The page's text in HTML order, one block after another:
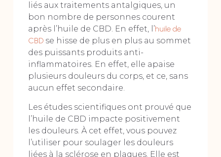
liés aux traitements antalgiques, un
bon nombre de personnes courent
après l’huile de CBD. En effet, l’huile de
CBDse hisse de plus en plus au sommet
des puissants produits anti-
inflammatoires. En effet, elle apaise
plusieurs douleurs du corps, et ce, sans
aucun effet secondaire.
Les études scientifiques ont prouvé que
l’huile de CBD impacte positivement
les douleurs. À cet effet, vous pouvez
l’utiliser pour soulager les douleurs
liées à la sclérose en plaques. Elle est